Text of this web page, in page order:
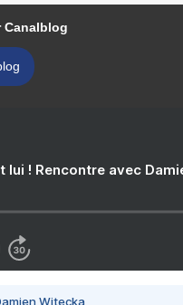
Canalblog
! Rencontre avec
Witecka